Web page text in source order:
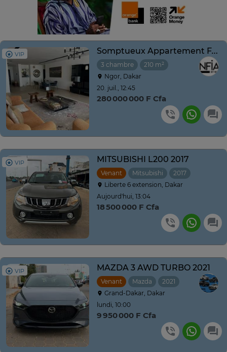
VIP Somptueux Appartement F4 à vendre à la Résidence SIKI
3 chambre
210 m²
Ngor, Dakar
20. juil., 12:45
280 000 000 F Cfa
VIP MITSUBISHI L200 2017
Venant Mitsubishi 2017
Liberte 6 extension, Dakar
Aujourd'hui, 13:04
18 500 000 F Cfa
VIP MAZDA 3 AWD TURBO 2021
Venant Mazda 2021
Automatique
Grand-Dakar, Dakar
lundi, 10:00
9 950 000 F Cfa